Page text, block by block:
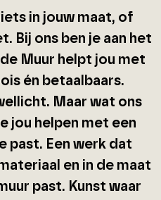
in jouw maat, of
Bij ons ben je aan het
Muur helpt jou met
én betaalbaars.
Maar wat ons
jou helpen met een
past. Een werk dat
en in de maat
past. Kunst waar